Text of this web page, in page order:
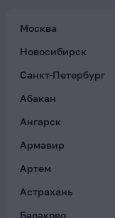
Москва
Новосибирск
Санкт-Петербург
Абакан
Ангарск
Армавир
Артем
Астрахань
Балаково